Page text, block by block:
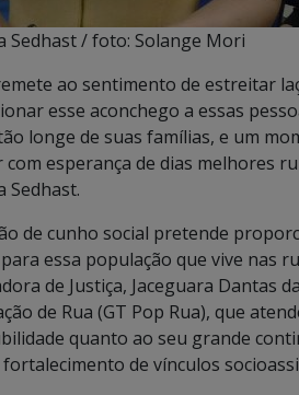
Sedhast / foto: Solange Mori
ao sentimento de estreitar
esse aconchego a essas
longe de suas famílias, e um
esperança de dias melhores
Sedhast.
de cunho social pretende
essa população que vive nas
de Justiça, Jaceguara Dantas
de Rua (GT Pop Rua), que
quanto ao seu grande
de vínculos